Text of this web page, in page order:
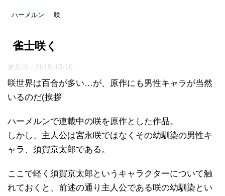
ハーメルン 咲
雀士咲く
更新日： 2019-10-10
咲世界は百合が多い…が、原作にも男性キャラが当然
いるのだ(挨拶
ハーメルンで連載中の咲を原作とした作品。
しかし、主人公は宮永咲ではなくその幼馴染の男性キ
ャラ、須賀京太郎である。
ここで軽く須賀京太郎というキャラクターについて触
れておくと、前述の通り主人公である咲の幼馴染とい